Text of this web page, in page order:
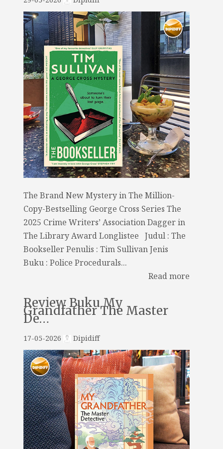
The Brand New Mystery in The Million-
Copy-Bestselling George Cross Series The
2025 Crime Writers’ Association Dagger in
The Library Award Longlistee Judul : The
Bookseller Penulis : Tim Sullivan Jenis
Buku : Police Procedurals...
Read more
Review Buku My
Grandfather The Master
De…
17-05-2026 Dipidiff